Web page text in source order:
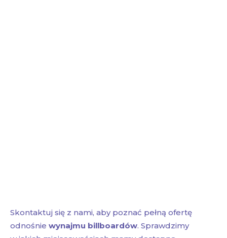
Skontaktuj się z nami, aby poznać pełną ofertę
odnośnie wynajmu billboardów. Sprawdzimy